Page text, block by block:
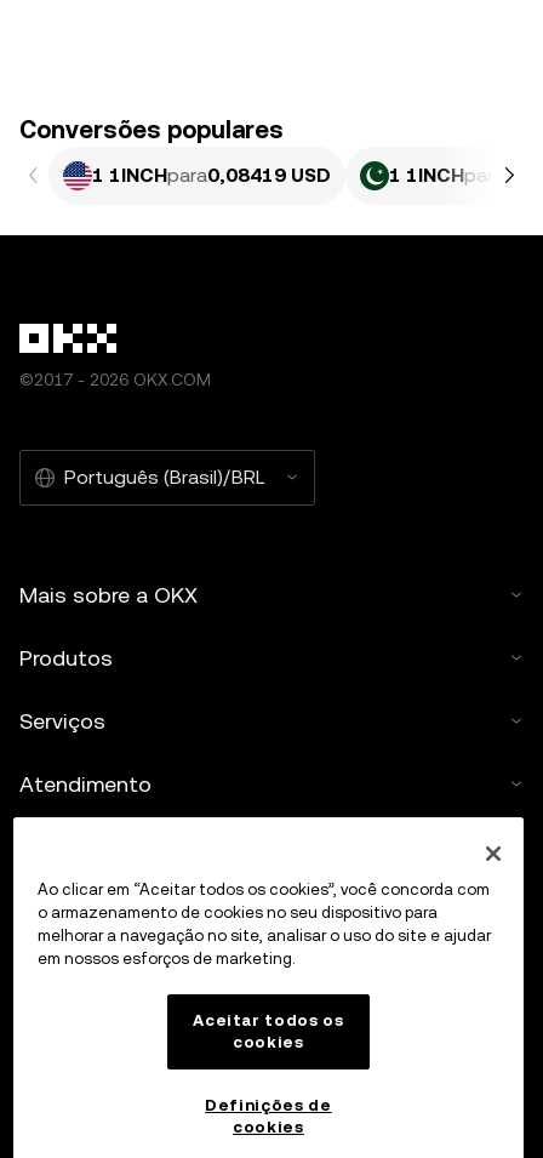
Conversões populares
1 1INCHpara0,08419 USD 1 1INCHpara
©2017 - 2026 OKX.COM
Português (Brasil)/BRL
Mais sobre a OKX
Produtos
Serviços
Atendimento
Calculadora de cripto
Ao clicar em “Aceitar todos os cookies”, você concorda com
o armazenamento de cookies no seu dispositivo para
melhorar a navegação no site, analisar o uso do site e ajudar
em nossos esforços de marketing.
Aceitar todos os
cookies
Definições de
cookies